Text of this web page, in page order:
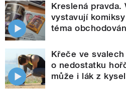
Kreslená pravda.
vystavují
téma
Křeče ve
o nedostatku
může i lák z